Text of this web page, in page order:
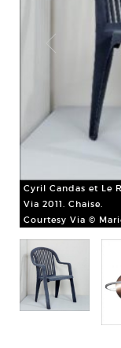
Cyril Candas et Le
Via 2011. Chaise.
Courtesy Via ©